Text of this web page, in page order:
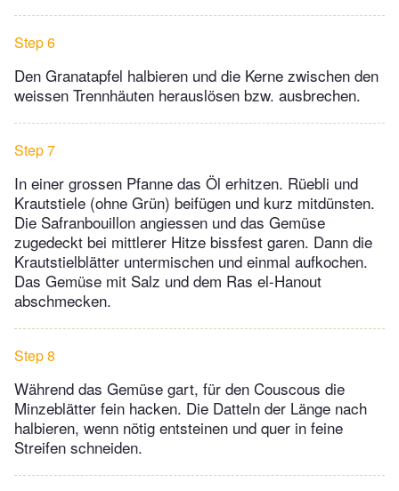
Step 6
Den Granatapfel halbieren und die Kerne zwischen den
weissen Trennhäuten herauslösen bzw. ausbrechen.
Step 7
In einer grossen Pfanne das Öl erhitzen. Rüebli und
Krautstiele (ohne Grün) beifügen und kurz mitdünsten.
Die Safranbouillon angiessen und das Gemüse
zugedeckt bei mittlerer Hitze bissfest garen. Dann die
Krautstielblätter untermischen und einmal aufkochen.
Das Gemüse mit Salz und dem Ras el-Hanout
abschmecken.
Step 8
Während das Gemüse gart, für den Couscous die
Minzeblätter fein hacken. Die Datteln der Länge nach
halbieren, wenn nötig entsteinen und quer in feine
Streifen schneiden.